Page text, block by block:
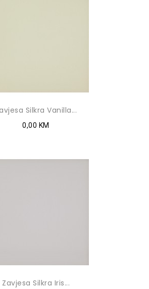
Silkra Vanilla...
0,00 KM
Zavjesa Silkra Iris...